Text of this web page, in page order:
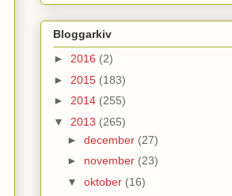
Bloggarkiv
► 2016 (2)
► 2015 (183)
► 2014 (255)
▼ 2013 (265)
► december (27)
► november (23)
▼ oktober (16)